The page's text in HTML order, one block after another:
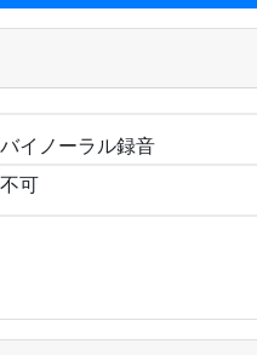
バイノーラル録音
不可